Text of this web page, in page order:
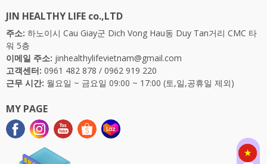
JIN HEALTHY LIFE co.,LTD
주소: 하노이시 Cau Giay군 Dich Vong Hau동 Duy Tan거리 CMC 타
워 5층
이메일 주소: jinhealthylifevietnam@gmail.com
고객센터: 0961 482 878 / 0962 919 220
근무 시간: 월요일 ~ 금요일 09:00 ~ 17:00 (토,일,공휴일 제외)
MY PAGE